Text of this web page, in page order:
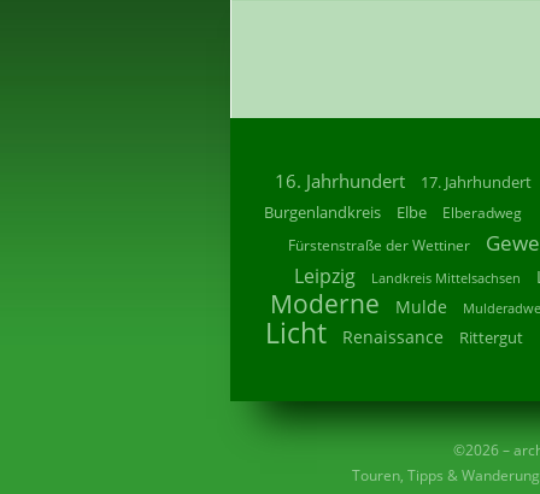
16. Jahrhundert 17. Jahrhundert
Burgenlandkreis Elbe Elberadweg
Fürstenstraße der Wettiner
Leipzig Landkreis Mittelsachsen
Moderne Mulde
Licht Renaissance Rittergut
©2026 –
Touren, Tipps &